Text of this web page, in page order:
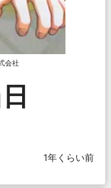
会社
1年くらい前